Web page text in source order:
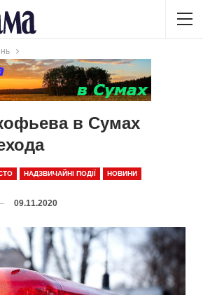
в Сумах
НАДЗВИЧАЙНІ ПОДІЇ
НОВИНИ
09.11.2020